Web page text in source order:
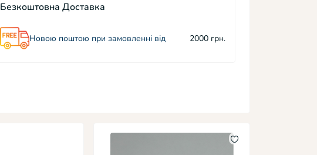
Безкоштовна Доставка
Новою поштою при замовленні від 2000 грн.